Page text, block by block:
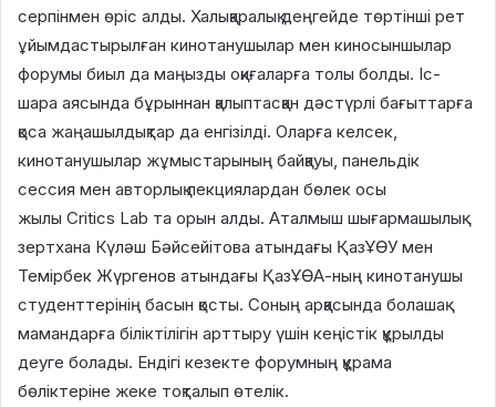
серпінмен өріс алды. Халықаралық деңгейде төртінші рет
ұйымдастырылған кинотанушылар мен киносыншылар
форумы биыл да маңызды оқиғаларға толы болды. Іс-
шара аясында бұрыннан қалыптасқан дәстүрлі бағыттарға
қоса жаңашылдықтар да енгізілді. Оларға келсек,
кинотанушылар жұмыстарының байқауы, панельдік
сессия мен авторлық лекциялардан бөлек осы
жылы Critics Lab та орын алды. Аталмыш шығармашылық
зертхана Күләш Бәйсейітова атындағы ҚазҰӨУ мен
Темірбек Жүргенов атындағы ҚазҰӨА-ның кинотанушы
студенттерінің басын қосты. Соның арқасында болашақ
мамандарға біліктілігін арттыру үшін кеңістік құрылды
деуге болады. Ендігі кезекте форумның құрама
бөліктеріне жеке тоқталып өтелік.